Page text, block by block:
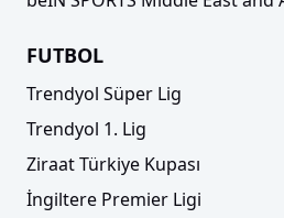
FUTBOL
Trendyol Süper Lig
Trendyol 1. Lig
Ziraat Türkiye Kupası
İngiltere Premier Ligi